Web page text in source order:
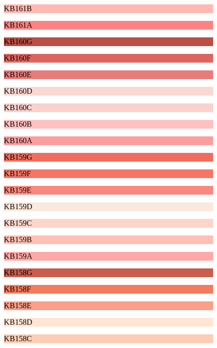
KB161B
KB161A
KB160G
KB160F
KB160E
KB160D
KB160C
KB160B
KB160A
KB159G
KB159F
KB159E
KB159D
KB159C
KB159B
KB159A
KB158G
KB158F
KB158E
KB158D
KB158C